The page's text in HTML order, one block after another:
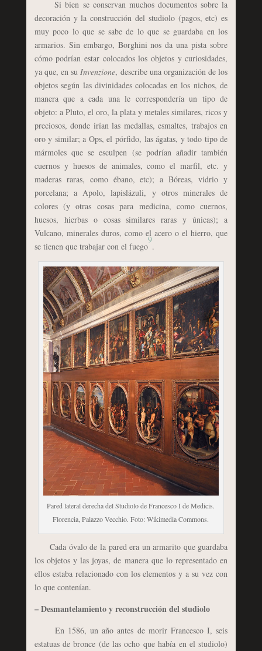
Si bien se conservan muchos documentos sobre la
decoración y la construcción del studiolo (pagos, etc) es
muy poco lo que se sabe de lo que se guardaba en los
armarios. Sin embargo, Borghini nos da una pista sobre
cómo podrían estar colocados los objetos y curiosidades,
ya que, en su Invenzione, describe una organización de los
objetos según las divinidades colocadas en los nichos, de
manera que a cada una le correspondería un tipo de
objeto: a Pluto, el oro, la plata y metales similares, ricos y
preciosos, donde irían las medallas, esmaltes, trabajos en
oro y similar; a Ops, el pórfido, las ágatas, y todo tipo de
mármoles que se esculpen (se podrían añadir también
cuernos y huesos de animales, como el marfil, etc. y
maderas raras, como ébano, etc); a Bóreas, vidrio y
porcelana; a Apolo, lapislázuli, y otros minerales de
colores (y otras cosas para medicina, como cuernos,
huesos, hierbas o cosas similares raras y únicas); a
Vulcano, minerales duros, como el acero o el hierro, que
se tienen que trabajar con el fuego
9
.
Pared lateral derecha del Studiolo de Francesco I de Medicis.
Florencia, Palazzo Vecchio. Foto: Wikimedia Commons.
Cada óvalo de la pared era un armarito que guardaba
los objetos y las joyas, de manera que lo representado en
ellos estaba relacionado con los elementos y a su vez con
lo que contenían.
– Desmantelamiento y reconstrucción del studiolo
En 1586, un año antes de morir Francesco I, seis
estatuas de bronce (de las ocho que había en el studiolo)